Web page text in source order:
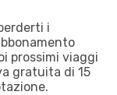
i
prossimi viaggi
gratuita di 15